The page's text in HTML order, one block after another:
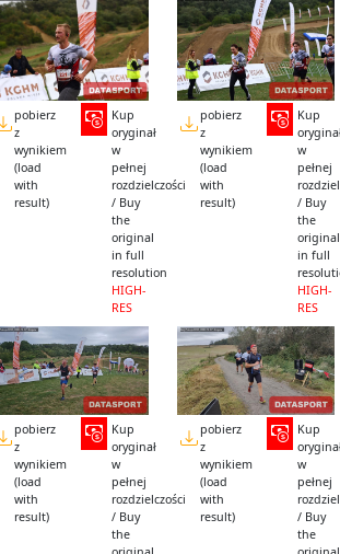
pobierz
z
wynikiem
(load
with
result)
Kup
oryginał
w
pełnej
rozdzielczości
/ Buy
the
original
in full
resolution
HIGH-
RES
pobierz
z
wynikiem
(load
with
result)
Kup
w
pełnej
/ Buy
the
original
in full
HIGH-
RES
pobierz
z
wynikiem
(load
with
result)
Kup
oryginał
w
pełnej
rozdzielczości
/ Buy
the
pobierz
z
wynikiem
(load
with
result)
Kup
w
pełnej
/ Buy
the